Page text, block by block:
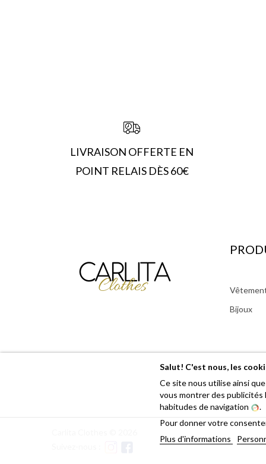
LIVRAISON OFFERTE EN
POINT RELAIS DÈS 60€
Bijoux
Salut! C'est nous, les
Ce site nous utilise ainsi
vous montrer des publicités
habitudes de navigation
.
Pour donner votre
Plus d'informations